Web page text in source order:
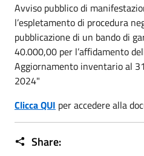
Avviso pubblico di
l’espletamento di procedura
pubblicazionedi un bando di
40.000,00 per l’affidamento
Aggiornamento inventario al
2024"
Clicca QUI per accedere alla
Share: